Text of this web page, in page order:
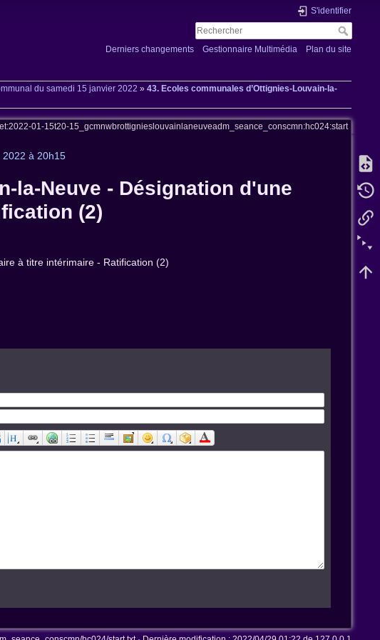
S'identifier
Derniers changements Gestionnaire Multimédia Plan du site
du samedi 15 janvier 2022 »43. Ecoles communales d’Ottignies-Louvain-la-
01-15t20-15_gcmnwbrottignieslouvainlaneuveadm_seance_conscmn:hc024:start
2022 à 20h15
la-Neuve - Désignation d'une
(2)
à titre intérimaire - Ratification (2)